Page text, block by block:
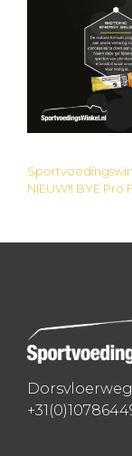
NIEUW!! BYE Pro